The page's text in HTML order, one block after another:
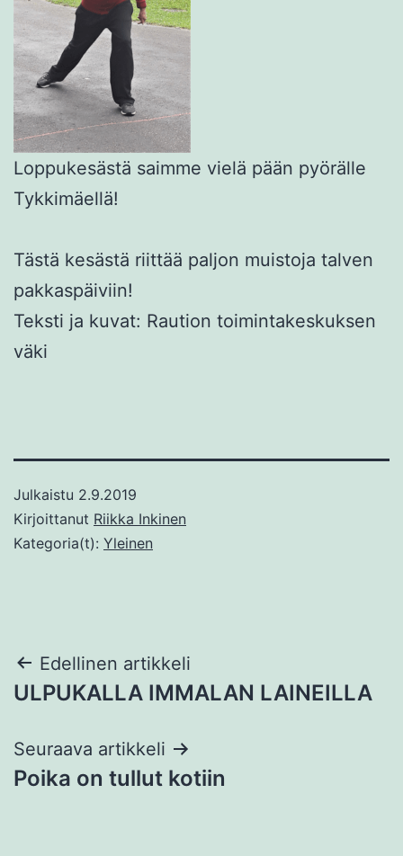
Loppukesästä saimme vielä pään pyörälle
Tykkimäellä!
Tästä kesästä riittää paljon muistoja talven
pakkaspäiviin!
Teksti ja kuvat: Raution toimintakeskuksen
väki
Julkaistu 2.9.2019
Kirjoittanut Riikka Inkinen
Kategoria(t): Yleinen
Artikkelien
selaus
Edellinen artikkeli
ULPUKALLA IMMALAN LAINEILLA
Seuraava artikkeli
Poika on tullut kotiin